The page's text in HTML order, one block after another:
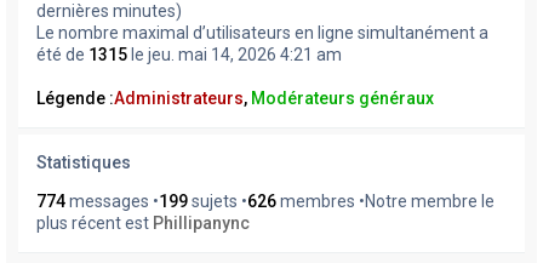
dernières minutes)
Le nombre maximal d’utilisateurs en ligne simultanément a
été de 1315 le jeu. mai 14, 2026 4:21 am
Légende :Administrateurs, Modérateurs généraux
Statistiques
774messages •199sujets •626membres •Notre membre le
plus récent est Phillipanync